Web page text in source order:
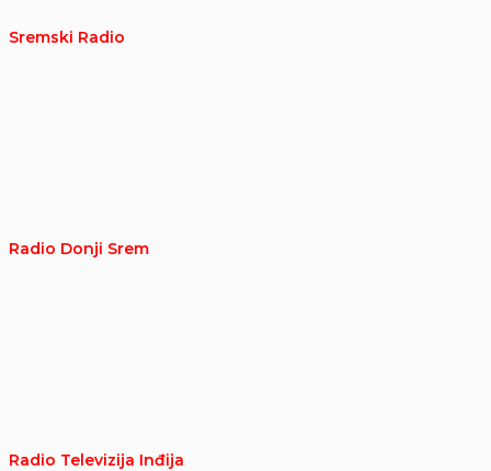
Sremski Radio
Radio Donji Srem
Radio Televizija Inđija